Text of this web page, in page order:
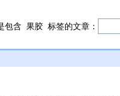
包含 果胶 标签的文章：